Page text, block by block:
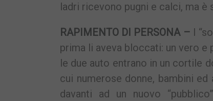
ladri ricevono pugni e calci, ma è
RAPIMENTO DI PERSONA – I
prima li aveva bloccati: un vero
le due auto entrano in un cortile
cui numerose donne, bambini
davanti ad un nuovo